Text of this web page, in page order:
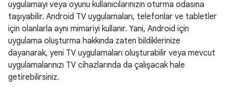
uygulamayı veya oyunu kullanıcılarınızın oturma odasına
taşıyabilir. Android TV uygulamaları, telefonlar ve tabletler
için olanlarla aynı mimariyi kullanır. Yani, Android için
uygulama oluşturma hakkında zaten bildiklerinize
dayanarak, yeni TV uygulamaları oluşturabilir veya mevcut
uygulamalarınızı TV cihazlarında da çalışacak hale
getirebilirsiniz.